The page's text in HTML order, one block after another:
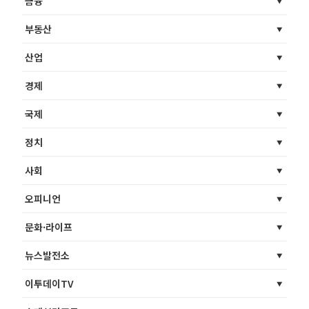
부동산
산업
경제
국제
정치
사회
오피니언
문화·라이프
뉴스발전소
이투데이TV